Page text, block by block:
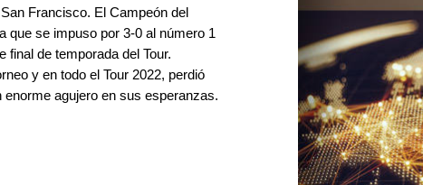
Francisco. El Campeón del
que se impuso por 3-0 al número 1
final de temporada del Tour.
y en todo el Tour 2022, perdió
agujero en sus esperanzas.